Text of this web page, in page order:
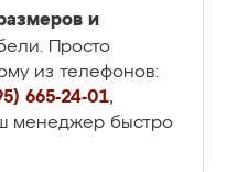
и
Просто
из телефонов:
665-24-01,
менеджер быстро